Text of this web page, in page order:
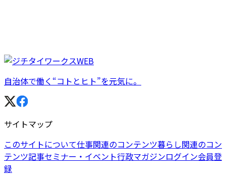
自治体で働く“コトとヒト”を元気に。
サイトマップ
このサイトについて仕事関連のコンテンツ暮らし関連のコン
テンツ記事セミナー・イベント行政マガジンログイン会員登
録